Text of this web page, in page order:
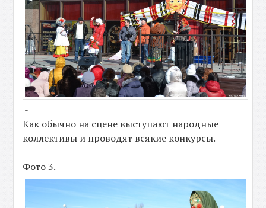
-
Как обычно на сцене выступают народные
коллективы и проводят всякие конкурсы.
-
Фото 3.